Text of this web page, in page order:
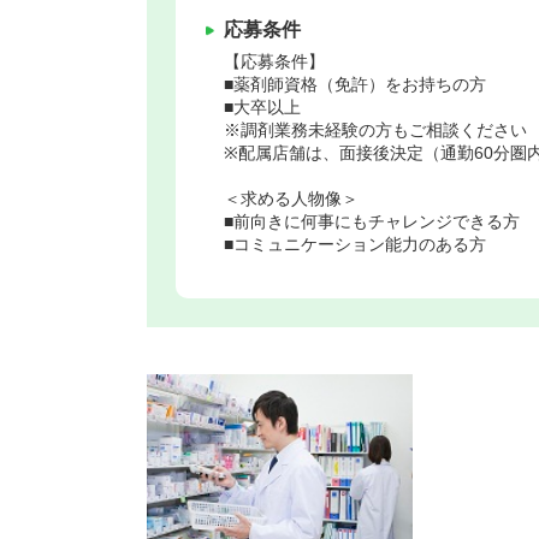
応募条件
【応募条件】
■薬剤師資格（免許）をお持ちの方
■大卒以上
※調剤業務未経験の方もご相談ください
※配属店舗は、面接後決定（通勤60分圏
＜求める人物像＞
■前向きに何事にもチャレンジできる方
■コミュニケーション能力のある方